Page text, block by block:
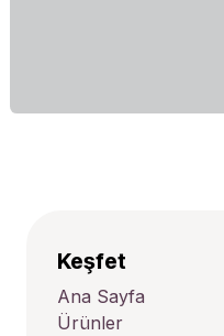
Keşfet
Ana Sayfa
Ürünler